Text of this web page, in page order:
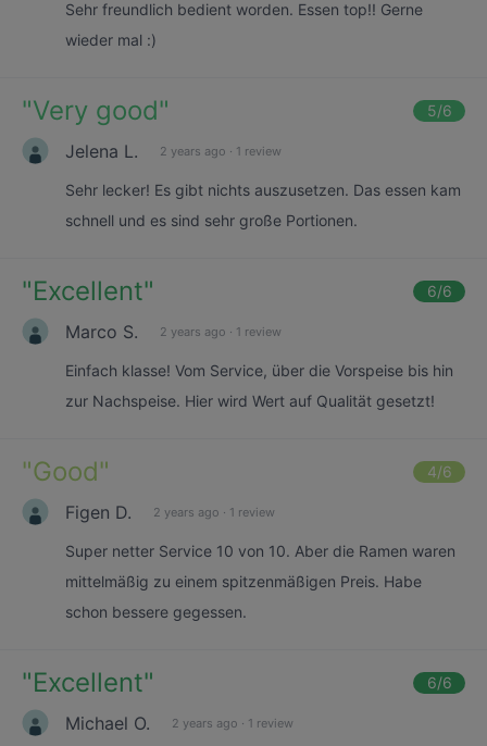
Sehr freundlich bedient worden. Essen top!! Gerne
wieder mal :)
"Very good" 5/6
Jelena L. 2 years ago · 1 review
Sehr lecker! Es gibt nichts auszusetzen. Das essen kam
schnell und es sind sehr große Portionen.
"Excellent" 6/6
Marco S. 2 years ago · 1 review
Einfach klasse! Vom Service, über die Vorspeise bis hin
zur Nachspeise. Hier wird Wert auf Qualität gesetzt!
"Good" 4/6
Figen D. 2 years ago · 1 review
Super netter Service 10 von 10. Aber die Ramen waren
mittelmäßig zu einem spitzenmäßigen Preis. Habe
schon bessere gegessen.
"Excellent" 6/6
Michael O. 2 years ago · 1 review